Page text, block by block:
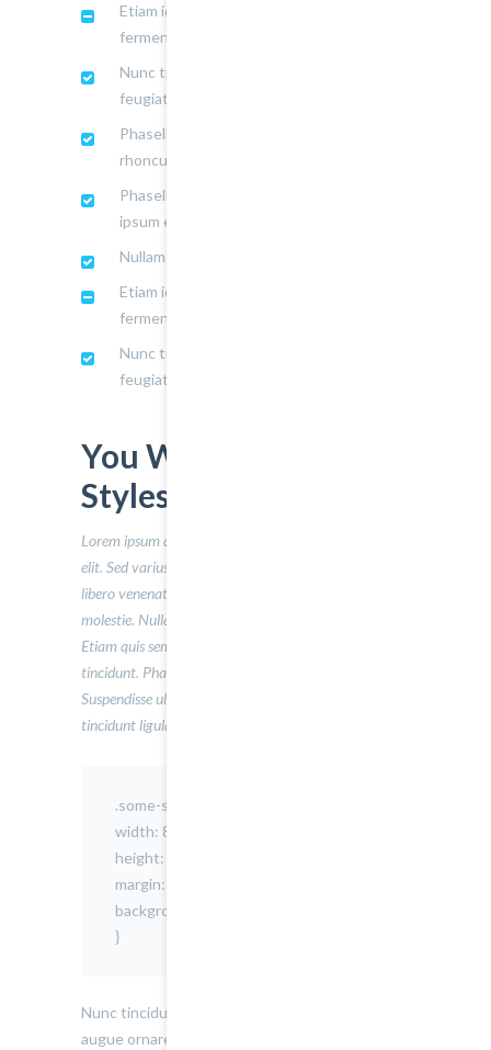
Etiam id lorem vel neque faucibus
fermentum.
Nunc tincidunt augue in enim sollicitudin
feugiat.
Phasellus sit amet velit auctor turpis
rhoncus.
Phasellus sed dolor sodales, eleifend
ipsum eu.
Nullam id dolor in ex eleifend tempus.
Etiam id lorem vel neque faucibus
fermentum.
Nunc tincidunt augue in enim sollicitudin
feugiat.
You Will Love Our
Styles
Lorem ipsum dolor sit amet, consectetur adipiscing
elit. Sed varius ultricies metus. Donec ac ex porta
libero venenatis sodales. Sed efficitur eget risus sed
molestie. Nulla blandit bibendum metus ut sagittis.
Etiam quis semper justo. Sed tristique facilisis felis ut
tincidunt. Phasellus auctor convallis nisl ut accumsan.
Suspendisse ullamcorper fermentum lectus, vel
tincidunt ligula mollis sit amet
.some-style {
width: 850px;
height: 190px;
margin: 0 auto;
background-color: #0ecf0f1;
}
Nunc tincidunt, elit non cursus euismod, lacus
augue ornare metus, egestas imperdiet nulla